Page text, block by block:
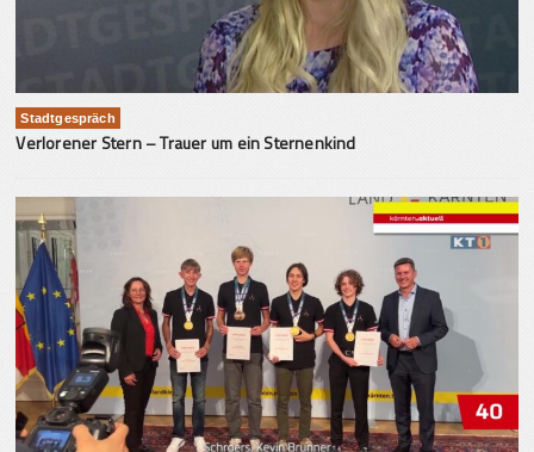
Stadtgespräch
Verlorener Stern – Trauer um ein Sternenkind